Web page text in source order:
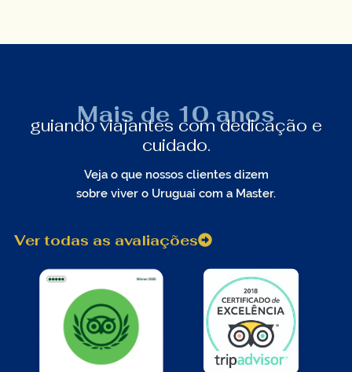
Mais de 10 anos
guiando viajantes com dedicação e
cuidado.
Veja o que nossos clientes dizem
sobre viver o Uruguai com a Master.
Ver todas as avaliações